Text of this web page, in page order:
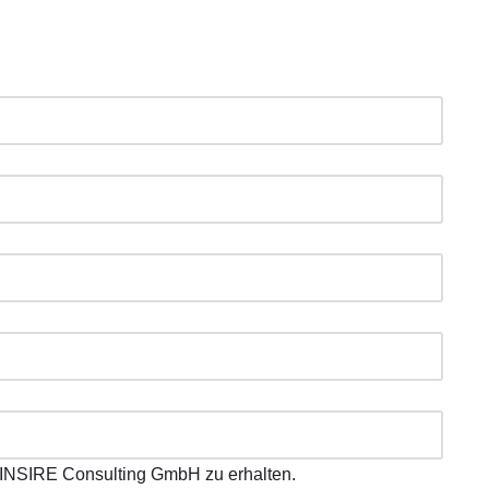
Consulting GmbH zu erhalten.